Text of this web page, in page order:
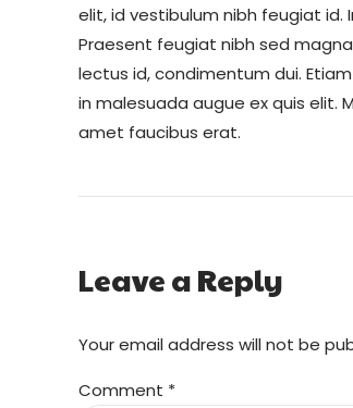
elit, id vestibulum nibh feugiat
Praesent feugiat nibh sed
lectus id, condimentum dui.
in malesuada augue ex quis elit.
amet faucibus erat.
Leave a Reply
Your email address will not be
Comment *